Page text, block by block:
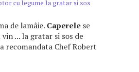
cu legume la gratar si sos
de lamâie. Caperele se
... la gratar si sos de
recomandata Chef Robert